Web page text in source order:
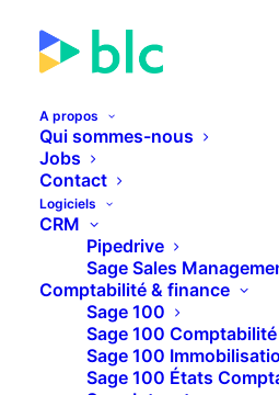
A propos
Qui sommes-nous
Jobs
Contact
Logiciels
CRM
Pipedrive
Sage Sales
Comptabilité & finance
Sage 100
Sage 100 Comptabilité
Sage 100
Sage 100 États
Nos offres
Consultant(e) Sage Intacct
Devenez Consultant(e)